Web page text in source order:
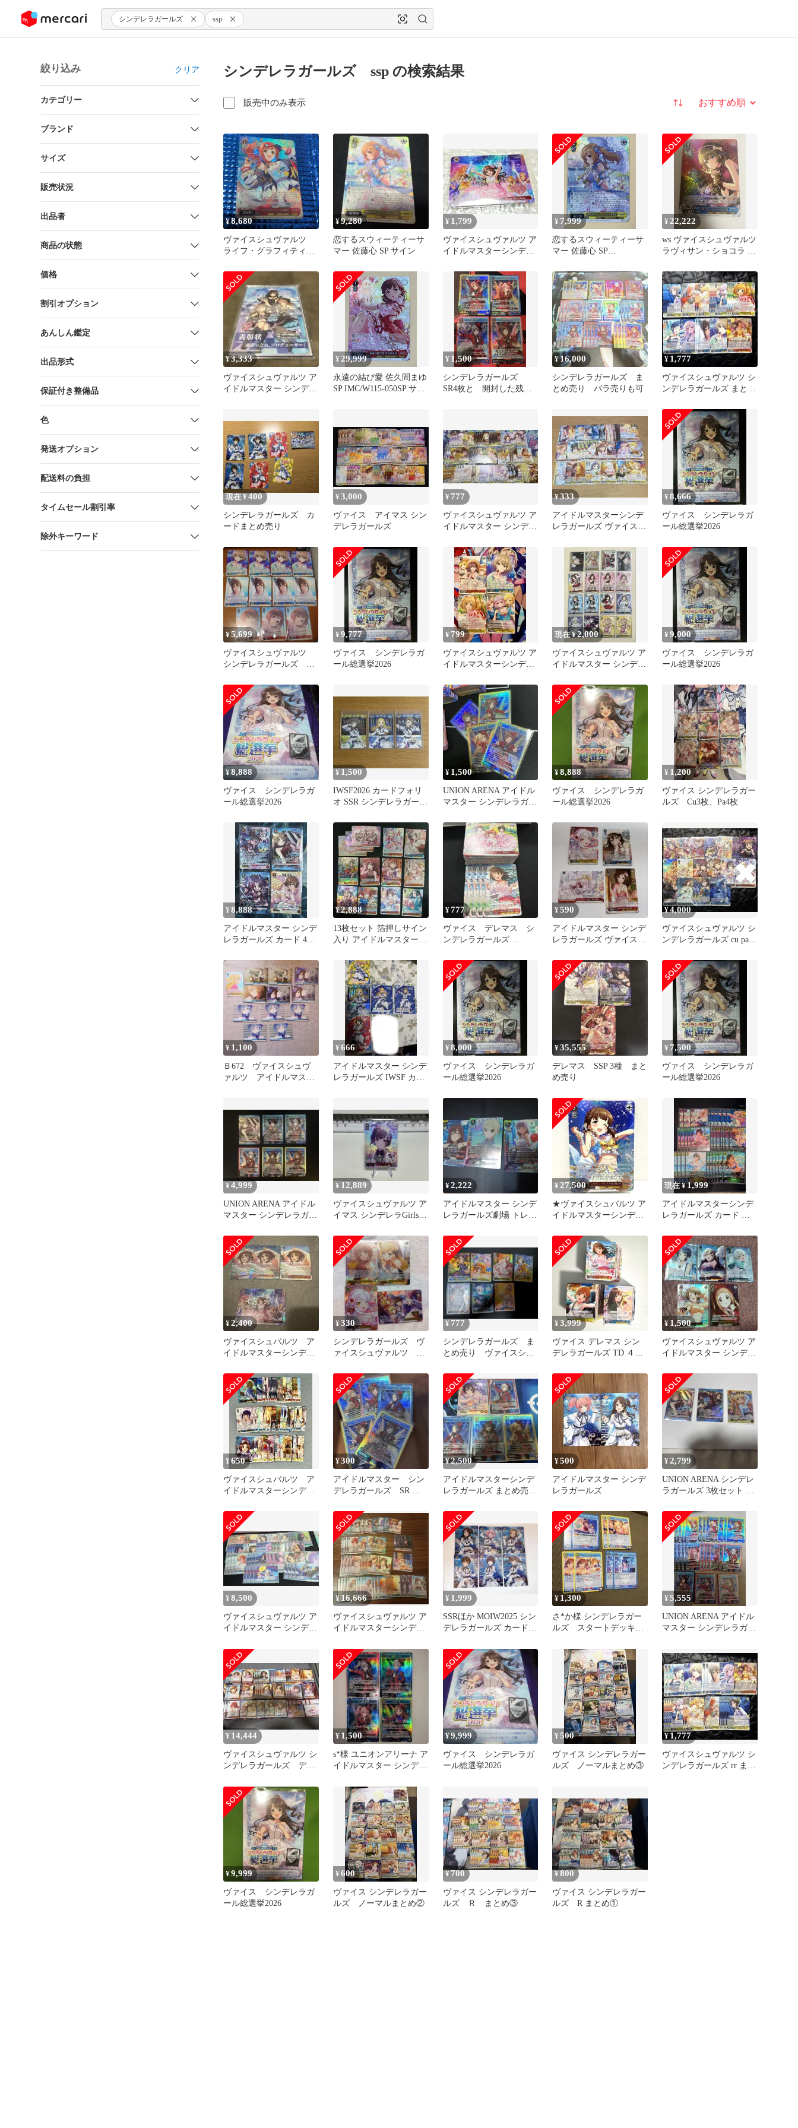
ツにスキップ シンデレラガールズ ssp
絞り込み クリア
カテゴリー
ブランド
サイズ
販売状況
出品者
商品の状態
価格
割引オプション
あんしん鑑定
出品形式
保証付き整備品
色
発送オプション
配送料の負担
タイムセール割引率
除外キーワード
シンデレラガールズ ssp の検索結果
販売中のみ表示 並び替え
¥8,680
ヴァイスシュヴァルツ
ライフ・グラフィティ
美
¥9,280
恋するスウィーティーサ
マー 佐藤心 SP サイン
¥ 1,799
ヴァイスシュヴァルツ ア
イドルマスターシンデレ
¥ 7,999
恋するスウィーティーサ
マー 佐藤心 SP
¥ 22,222
ws ヴァイスシュヴァルツ
ラヴィサン・ショコラ 高
¥3,333
ヴァイスシュヴァルツ ア
イドルマスター シンデレ
¥ 29,999
永遠の結び愛 佐久間まゆ
SP IMC/W115-050SP サイ
¥ 1,500
シンデレラガールズ
SR4枚と 開封した残り
¥16,000
シンデレラガールズ ま
とめ売り バラ売りも可
¥ 1,777
ヴァイスシュヴァルツ シ
ンデレラガールズ まとめ
現在 ¥400
シンデレラガールズ カ
ードまとめ売り
¥3,000
ヴァイス アイマス シン
デレラガールズ
¥ 777
ヴァイスシュヴァルツ ア
イドルマスター シンデレ
¥333
アイドルマスターシンデ
レラガールズ ヴァイスシ
¥8,666
ヴァイス シンデレラガ
ール総選挙2026
¥5,699
ヴァイスシュヴァルツ
シンデレラガールズ
ット
¥9,777
ヴァイス シンデレラガ
ール総選挙2026
¥ 799
ヴァイスシュヴァルツ ア
イドルマスターシンデレ
り】
現在 ¥2,000
ヴァイスシュヴァルツ ア
イドルマスター シンデレ
¥9,000
ヴァイス シンデレラガ
ール総選挙2026
¥8,888
ヴァイス シンデレラガ
ール総選挙2026
¥ 1,500
IWSF2026 カードフォリ
オ SSR シンデレラガール
¥ 1,500
UNION ARENA アイドル
マスター シンデレラガー
¥8,888
ヴァイス シンデレラガ
ール総選挙2026
¥ 1,200
ヴァイス シンデレラガー
ルズ Cu3枚、Pa4枚
¥8,888
アイドルマスター シンデ
レラガールズ カード 4枚
¥2,888
13枚セット 箔押しサイン
入り アイドルマスター
¥777
ヴァイス デレマス シ
ンデレラガールズ
¥590
アイドルマスター シンデ
レラガールズ ヴァイスシ
ど
¥4,000
ヴァイスシュヴァルツ シ
ンデレラガールズ cu pa
¥ 1,100
Ｂ672 ヴァイスシュヴ
ァルツ アイドルマスタ
¥666
アイドルマスター シンデ
レラガールズ IWSF カー
¥8,000
ヴァイス シンデレラガ
ール総選挙2026
¥35,555
デレマス SSP 3種 まと
め売り
¥ 7,500
ヴァイス シンデレラガ
ール総選挙2026
¥4,999
UNION ARENA アイドル
マスター シンデレラガー
¥ 12,889
ヴァイスシュヴァルツ ア
イマス シンデレラGirls
¥2,222
アイドルマスター シンデ
レラガールズ劇場 トレ
¥27,500
★ヴァイスシュバルツ ア
イドルマスターシンデレ
ュ・マイ・ラブ！ 佐久間
まゆ SP デレマス ままゆ
サイン入り 中古★007096
現在 ¥1,999
アイドルマスターシンデ
レラガールズ カード プ
¥2,400
ヴァイスシュバルツ ア
イドルマスターシンデレ
¥330
シンデレラガールズ ヴ
ァイスシュヴァルツ ま
¥ 777
シンデレラガールズ ま
とめ売り ヴァイスシュ
¥3,999
ヴァイス デレマス シン
デレラガールズ TD ４コ
¥1,500
ヴァイスシュヴァルツ ア
イドルマスター シンデレ
め売り
¥650
ヴァイスシュバルツ ア
イドルマスターシンデレ
とめ売り
¥300
アイドルマスター シン
デレラガールズ SR ま
¥2,500
アイドルマスターシンデ
レラガールズ まとめ売
¥500
アイドルマスター シンデ
レラガールズ
¥2,799
UNION ARENA シンデレ
ラガールズ 3枚セット 極
¥8,500
ヴァイスシュヴァルツ ア
イドルマスター シンデレ
¥ 16,666
ヴァイスシュヴァルツ ア
イドルマスターシンデレ
¥ 1,999
SSRほか MOIW2025 シン
デレラガールズ カードフ
¥ 1,300
さ*か様 シンデレラガー
ルズ スタートデッキ
¥5,555
UNION ARENA アイドル
マスター シンデレラガー
¥ 14,444
ヴァイスシュヴァルツ シ
ンデレラガールズ デッ
¥ 1,500
s*様 ユニオンアリーナ ア
イドルマスター シンデレ
¥9,999
ヴァイス シンデレラガ
ール総選挙2026
¥500
ヴァイス シンデレラガー
ルズ ノーマルまとめ③
¥ 1,777
ヴァイスシュヴァルツ シ
ンデレラガールズ rr まと
¥9,999
ヴァイス シンデレラガ
ール総選挙2026
¥600
ヴァイス シンデレラガー
ルズ ノーマルまとめ②
¥ 700
ヴァイス シンデレラガー
ルズ Ｒ まとめ③
¥800
ヴァイス シンデレラガー
ルズ R まとめ①